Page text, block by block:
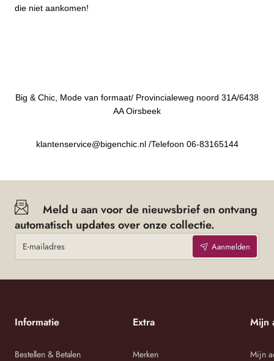
die niet aankomen!
Big & Chic, Mode van formaat/ Provincialeweg noord 31A/6438
AA Oirsbeek
klantenservice@bigenchic.nl /Telefoon 06-83165144
Meld u aan voor de nieuwsbrief en ontvang
automatisch updates over onze collectie.
E-
mailadres
Aanmelden
Informatie
Bestellen & Betalen
Extra
Merken
Mijn
Mijn